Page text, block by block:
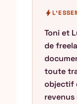
bolt
Toni et
de
toute
objectif
revenus